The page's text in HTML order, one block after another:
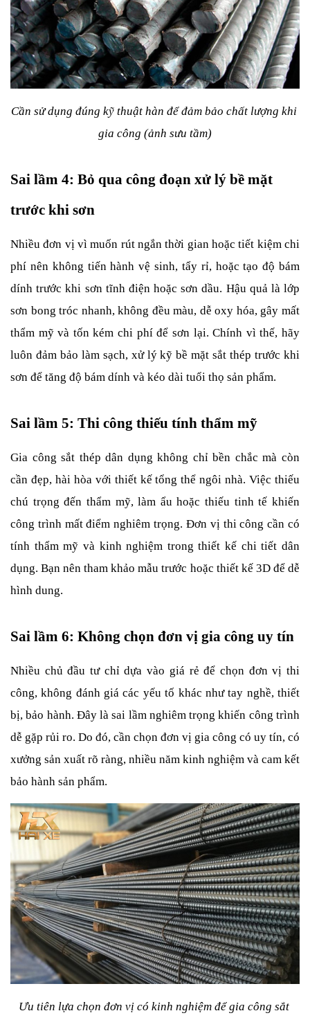
Cần sử dụng đúng kỹ thuật hàn để đảm bảo chất lượng khi
gia công (ảnh sưu tầm)
Sai lầm 4: Bỏ qua công đoạn xử lý bề mặt
trước khi sơn
Nhiều đơn vị vì muốn rút ngắn thời gian hoặc tiết kiệm chi
phí nên không tiến hành vệ sinh, tẩy rỉ, hoặc tạo độ bám
dính trước khi sơn tĩnh điện hoặc sơn dầu. Hậu quả là lớp
sơn bong tróc nhanh, không đều màu, dễ oxy hóa, gây mất
thẩm mỹ và tốn kém chi phí để sơn lại. Chính vì thế, hãy
luôn đảm bảo làm sạch, xử lý kỹ bề mặt sắt thép trước khi
sơn để tăng độ bám dính và kéo dài tuổi thọ sản phẩm.
Sai lầm 5: Thi công thiếu tính thẩm mỹ
Gia công sắt thép dân dụng không chỉ bền chắc mà còn
cần đẹp, hài hòa với thiết kế tổng thể ngôi nhà. Việc thiếu
chú trọng đến thẩm mỹ, làm ẩu hoặc thiếu tinh tế khiến
công trình mất điểm nghiêm trọng. Đơn vị thi công cần có
tính thẩm mỹ và kinh nghiệm trong thiết kế chi tiết dân
dụng. Bạn nên tham khảo mẫu trước hoặc thiết kế 3D để dễ
hình dung.
Sai lầm 6: Không chọn đơn vị gia công uy tín
Nhiều chủ đầu tư chỉ dựa vào giá rẻ để chọn đơn vị thi
công, không đánh giá các yếu tố khác như tay nghề, thiết
bị, bảo hành. Đây là sai lầm nghiêm trọng khiến công trình
dễ gặp rủi ro. Do đó, cần chọn đơn vị gia công có uy tín, có
xưởng sản xuất rõ ràng, nhiều năm kinh nghiệm và cam kết
bảo hành sản phẩm.
Ưu tiên lựa chọn đơn vị có kinh nghiệm để gia công sắt